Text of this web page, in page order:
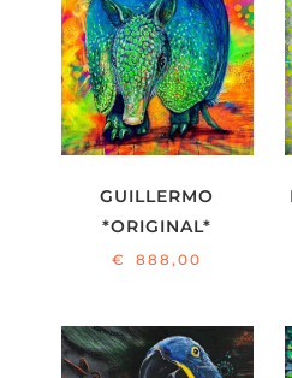
GUILLERMO
*ORIGINAL*
€ 888,00